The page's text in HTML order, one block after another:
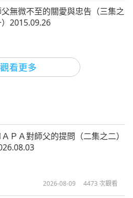
家，你知道的，在印度，警
頂禮。在這裡，如果我照
帶去一個非常安全的地方。
我們守護這些靈性的文化和
繼續用靈修提升我們的世
度，你們知道的，對嗎？因
穌那裡，傳到先知穆罕默德
觀看更多
父無微不至的關愛與忠告（三集之
2015.09.26
2019-07-14
新佛誕生（四集之一）
ＡＰＡ對師父的提問（二集之二）
2026-08-09 4473 次觀看